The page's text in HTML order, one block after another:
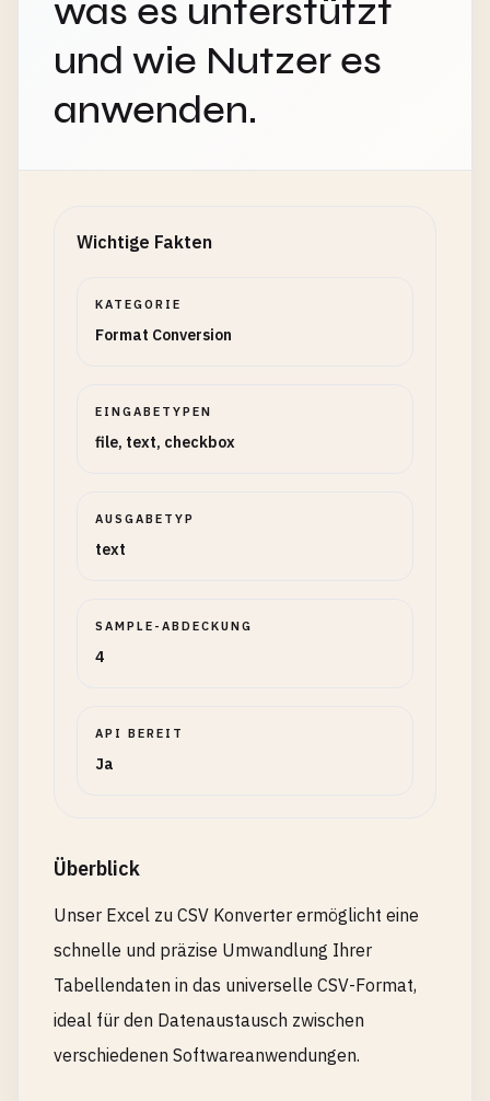
was es unterstützt
und wie Nutzer es
anwenden.
Wichtige Fakten
KATEGORIE
Format Conversion
EINGABETYPEN
file, text, checkbox
AUSGABETYP
text
SAMPLE-ABDECKUNG
4
API BEREIT
Ja
Überblick
Unser Excel zu CSV Konverter ermöglicht eine
schnelle und präzise Umwandlung Ihrer
Tabellendaten in das universelle CSV-Format,
ideal für den Datenaustausch zwischen
verschiedenen Softwareanwendungen.